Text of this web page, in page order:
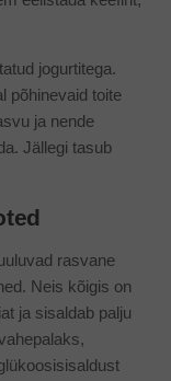
jogurtitega.
põhinevaid toite
ja nende
Jällegi tasub
rasvane
Neis kõigis on
ja sisaldab palju